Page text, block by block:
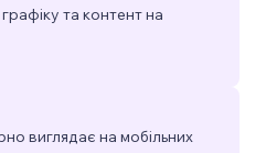
та контент на
виглядає на мобільних